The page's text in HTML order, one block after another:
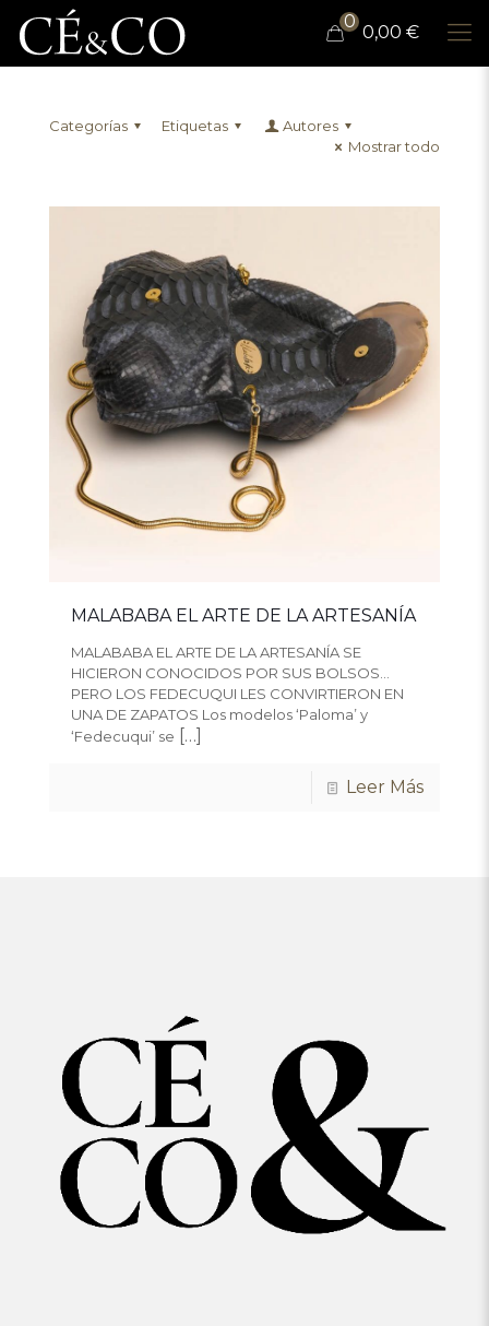
0
0,00 €
Categorías Etiquetas
Autores
Mostrar todo
MALABABA EL ARTE DE LA ARTESANÍA
MALABABA EL ARTE DE LA ARTESANÍA SE
HICIERON CONOCIDOS POR SUS BOLSOS…
PERO LOS FEDECUQUI LES CONVIRTIERON EN
UNA DE ZAPATOS Los modelos ‘Paloma’ y
‘Fedecuqui’ se
[…]
Leer Más